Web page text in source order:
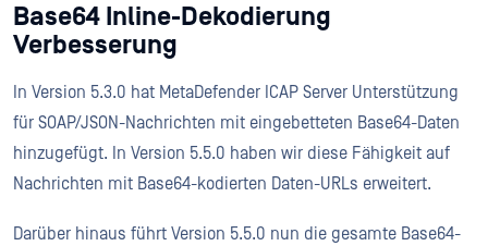
Base64 Inline-Dekodierung
Verbesserung
In Version 5.3.0 hat MetaDefender ICAP Server Unterstützung
für SOAP/JSON-Nachrichten mit eingebetteten Base64-Daten
hinzugefügt. In Version 5.5.0 haben wir diese Fähigkeit auf
Nachrichten mit Base64-kodierten Daten-URLs erweitert.
Darüber hinaus führt Version 5.5.0 nun die gesamte Base64-